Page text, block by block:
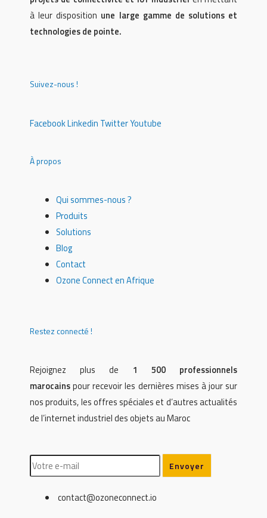
à leur disposition une large gamme de solutions et
technologies de pointe.
Suivez-nous !
FacebookLinkedin TwitterYoutube
À propos
Qui sommes-nous ?
Produits
Solutions
Blog
Contact
Ozone Connect en Afrique
Restez connecté !
Rejoignez plus de 1 500 professionnels
marocainspour recevoir les dernières mises à jour sur
nos produits, les offres spéciales et d’autres actualités
de l’internet industriel des objets au Maroc
contact@ozoneconnect.io